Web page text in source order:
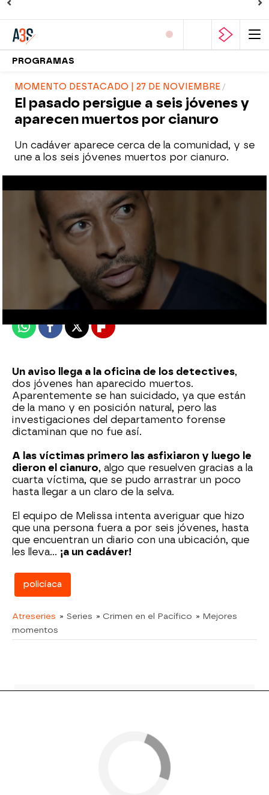
PROGRAMAS
MOMENTO DESTACADO | 27 DE NOVIEMBRE
El pasado persigue a seis jóvenes y
aparecen muertos por cianuro
Un cadáver aparece cerca de la comunidad, y se
une a los seis jóvenes muertos por cianuro.
atreseries
Madrid
Publicado:28 de noviembre de 2022, 09:09
WhatsappFacebook
X Flipboard
Un aviso llega a la oficina de los detectives,
dos jóvenes han aparecido muertos.
Aparentemente se han suicidado, ya que están
de la mano y en posición natural, pero las
investigaciones del departamento forense
dictaminan que no fue así.
A las víctimas primero las asfixiaron y luego le
dieron el cianuro, algo que resuelven gracias a la
cuarta víctima, que se pudo arrastrar un poco
hasta llegar a un claro de la selva.
El equipo de Melissa intenta averiguar que hizo
que una persona fuera a por seis jóvenes, hasta
que encuentran un diario con una ubicación, que
les lleva... ¡a un cadáver!
policíaca
Atreseries » Series » Crimen en el Pacífico » Mejores
momentos